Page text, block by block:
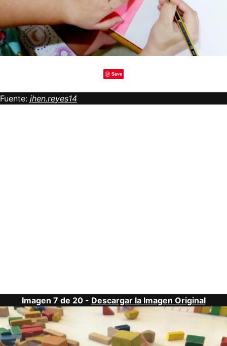
Save
Fuente: jhen.reyes14
Imagen 7 de 20 - Descargar la Imagen Original